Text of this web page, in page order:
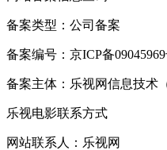
备案类型：公司备案
备案编号：京ICP备09045969
备案主体：乐视网信息技术
乐视电影联系方式
网站联系人：乐视网